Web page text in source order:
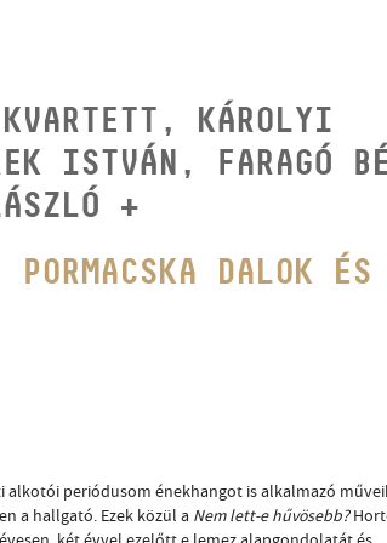
KÁROLYI
ISTVÁN, FARAGÓ
+
DALOK ÉS
alkotói periódusom énekhangot is alkalmazó
a hallgató. Ezek közül a Nem lett-e hűvösebb?